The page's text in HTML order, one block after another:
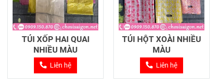
TÚI XỐP HAI QUAI
NHIỀU MÀU
Liên hệ
TÚI HỘT XOÀI NHIỀU
MÀU
Liên hệ